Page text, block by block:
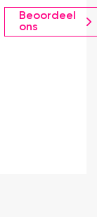
Beoordeel
ons